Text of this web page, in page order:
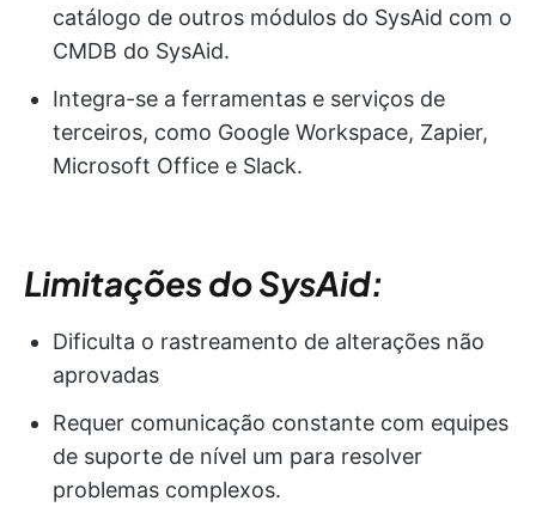
catálogo de outros módulos do SysAid com o
CMDB do SysAid.
Integra-se a ferramentas e serviços de
terceiros, como Google Workspace, Zapier,
Microsoft Office e Slack.
Limitações do SysAid:
Dificulta o rastreamento de alterações não
aprovadas
Requer comunicação constante com equipes
de suporte de nível um para resolver
problemas complexos.